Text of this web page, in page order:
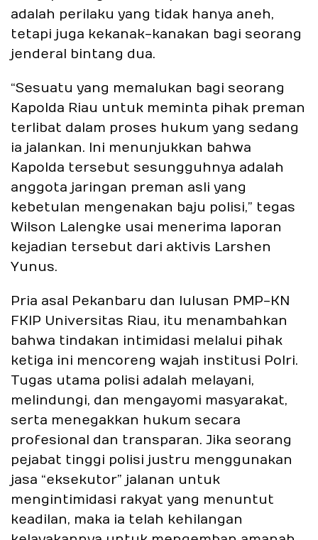
adalah perilaku yang tidak hanya aneh,
tetapi juga kekanak-kanakan bagi seorang
jenderal bintang dua.
“Sesuatu yang memalukan bagi seorang
Kapolda Riau untuk meminta pihak preman
terlibat dalam proses hukum yang sedang
ia jalankan. Ini menunjukkan bahwa
Kapolda tersebut sesungguhnya adalah
anggota jaringan preman asli yang
kebetulan mengenakan baju polisi,” tegas
Wilson Lalengke usai menerima laporan
kejadian tersebut dari aktivis Larshen
Yunus.
Pria asal Pekanbaru dan lulusan PMP-KN
FKIP Universitas Riau, itu menambahkan
bahwa tindakan intimidasi melalui pihak
ketiga ini mencoreng wajah institusi Polri.
Tugas utama polisi adalah melayani,
melindungi, dan mengayomi masyarakat,
serta menegakkan hukum secara
profesional dan transparan. Jika seorang
pejabat tinggi polisi justru menggunakan
jasa “eksekutor” jalanan untuk
mengintimidasi rakyat yang menuntut
keadilan, maka ia telah kehilangan